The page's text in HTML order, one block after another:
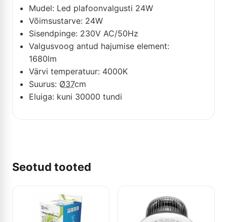
Mudel: Led plafoonvalgusti 24W
Võimsustarve: 24W
Sisendpinge: 230V AC/50Hz
Valgusvoog antud hajumise element:
1680lm
Värvi temperatuur: 4000K
Suurus: Ø37cm
Eluiga: kuni 30000 tundi
Seotud tooted